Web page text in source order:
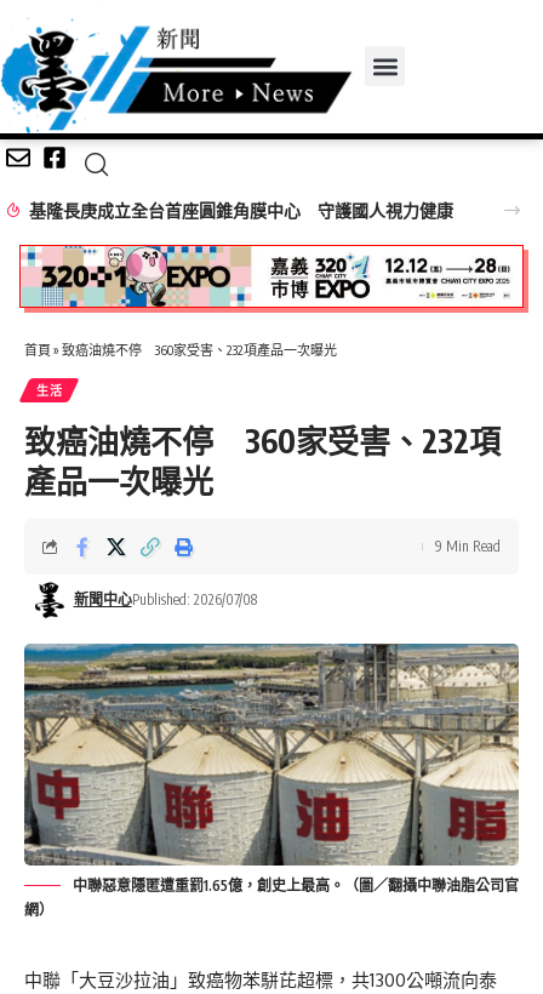
基隆長庚成立全台首座圓錐角膜中心 守護國人視力健康
首頁 » 致癌油燒不停 360家受害、232項產品一次曝光
生活
致癌油燒不停 360家受害、232項
產品一次曝光
新聞中心Published: 2026/07/08
9 Min Read
中聯惡意隱匿遭重罰1.65億，創史上最高。（圖／翻攝中聯油脂公司官
網）
中聯「大豆沙拉油」致癌物苯駢芘超標，共1300公噸流向泰